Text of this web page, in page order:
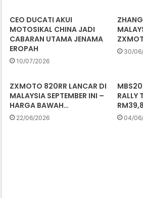
CEO DUCATI AKUI
MOTOSIKAL CHINA JADI
CABARAN UTAMA JENAMA
EROPAH
10/07/2026
30/
ZXMOTO 820RR LANCAR DI
MALAYSIA SEPTEMBER INI –
HARGA BAWAH…
22/06/2026
RALLY
04/